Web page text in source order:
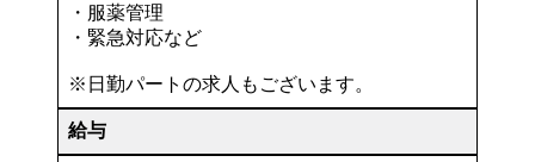
・服薬管理
・緊急対応など
※日勤パートの求人もございます。
給与